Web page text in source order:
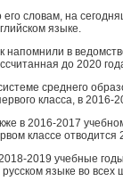
его словам, на
языке.
напомнили в
до 2020
среднего
класса, в 2016-
в 2016-2017
классе отводится
2019 учебные
русском языке во